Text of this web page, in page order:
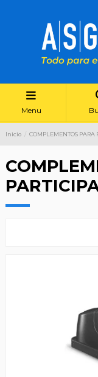
Menu
Inicio COMPLEMENTOS PARA